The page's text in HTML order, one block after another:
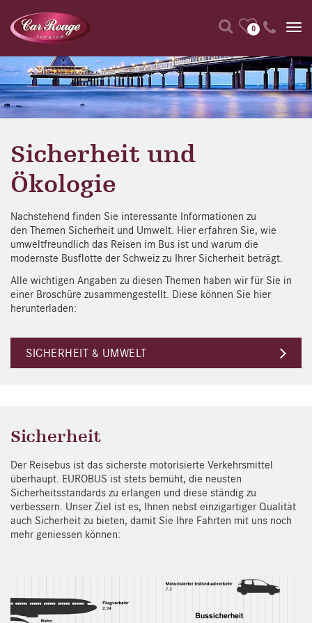
0
Sicherheit und
Ökologie
Nachstehend finden Sie interessante Informationen zu
den Themen Sicherheit und Umwelt. Hier erfahren Sie, wie
umweltfreundlich das Reisen im Bus ist und warum die
modernste Busflotte der Schweiz zu Ihrer Sicherheit beträgt.
Alle wichtigen Angaben zu diesen Themen haben wir für Sie in
einer Broschüre zusammengestellt. Diese können Sie hier
herunterladen:
SICHERHEIT & UMWELT
Sicherheit
Der Reisebus ist das sicherste motorisierte Verkehrsmittel
überhaupt. EUROBUS ist stets bemüht, die neusten
Sicherheitsstandards zu erlangen und diese ständig zu
verbessern. Unser Ziel ist es, Ihnen nebst einzigartiger Qualität
auch Sicherheit zu bieten, damit Sie Ihre Fahrten mit uns noch
mehr geniessen können: